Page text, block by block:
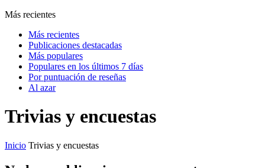
Más recientes
Más recientes
Publicaciones destacadas
Más populares
Populares en los últimos 7 días
Por puntuación de reseñas
Al azar
Trivias y encuestas
Inicio Trivias y encuestas